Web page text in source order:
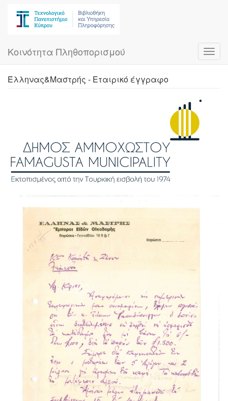
Κοινότητα Πληθοπορισμού
Έλληνας&Μαστρής - Εταιρικό έγγραφο